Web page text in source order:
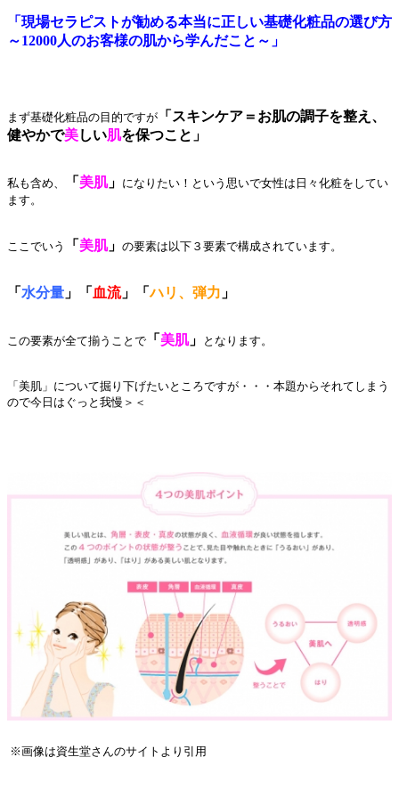
「現場セラピストが勧める本当に正しい基礎化粧品の選び方
～12000人のお客様の肌から学んだこと～」
まず基礎化粧品の目的ですが 「スキンケア＝お肌の調子を整え、
健やかで美しい肌を保つこと」
私も含め、 「 美肌」 になりたい！という思いで女性は日々化粧をしてい
ます。
ここでいう 「 美肌」 の要素は以下３要素で構成されています。
「 水分量 」「 血流」「ハリ、弾力 」
この要素が全て揃うことで 「 美肌」 となります。
「美肌」について掘り下げたいところですが・・・本題からそれてしまう
ので今日はぐっと我慢＞＜
※画像は資生堂さんのサイトより引用